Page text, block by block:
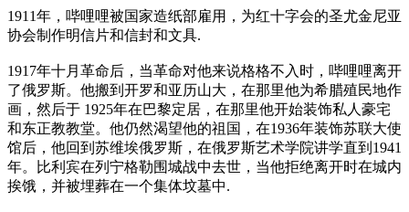
1911年，哔哩哩被国家造纸部雇用，为红十字会的圣尤金尼亚
协会制作明信片和信封和文具.
1917年十月革命后，当革命对他来说格格不入时，哔哩哩离开
了俄罗斯。他搬到开罗和亚历山大，在那里他为希腊殖民地作
画，然后于 1925年在巴黎定居，在那里他开始装饰私人豪宅
和东正教教堂。他仍然渴望他的祖国，在1936年装饰苏联大使
馆后，他回到苏维埃俄罗斯，在俄罗斯艺术学院讲学直到1941
年。比利宾在列宁格勒围城战中去世，当他拒绝离开时在城内
挨饿，并被埋葬在一个集体坟墓中.